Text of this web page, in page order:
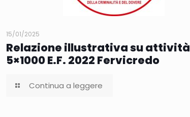
15/01/2025
Relazione illustrativa su attività
5×1000 E.F. 2022 Fervicredo
Continua a leggere